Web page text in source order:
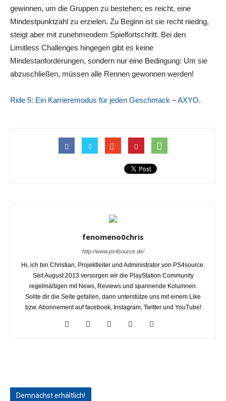
gewinnen, um die Gruppen zu bestehen; es reicht, eine
Mindestpunktzahl zu erzielen. Zu Beginn ist sie recht niedrig,
steigt aber mit zunehmendem Spielfortschritt. Bei den
Limitless Challenges hingegen gibt es keine
Mindestanforderungen, sondern nur eine Bedingung: Um sie
abzuschließen, müssen alle Rennen gewonnen werden!
Ride 5: Ein Karrieremodus für jeden Geschmack –AXYO.
fenomeno0chris
http://www.ps4source.de/
Hi, ich bin Christian, Projektleiter und Administrator von PS4source.
Seit August 2013 versorgen wir die PlayStation Community
regelmäßigen mit News, Reviews und spannende Kolumnen.
Sollte dir die Seite gefallen, dann unterstütze uns mit einem Like
bzw. Abonnement auf facebook, Instagram, Twitter und YouTube!
Demnächst erhältlich!